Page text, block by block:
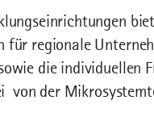
für regionale
die individuellen
von der